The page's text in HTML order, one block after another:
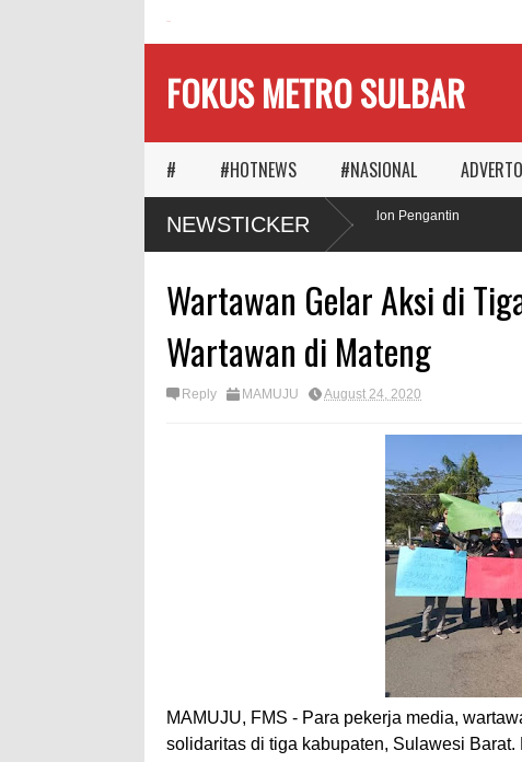
FOKUS METRO SULBAR
# #HOTNEWS #NASIONAL
NEWSTICKERMAPIA Ajak Calon Pengantin
Tanam Pohon
Wartawan Gelar Aksi di
Wartawan di Mateng
Reply MAMUJU August 24, 2020
MAMUJU, FMS - Para pekerja media,
solidaritas di tiga kabupaten, Sulawesi